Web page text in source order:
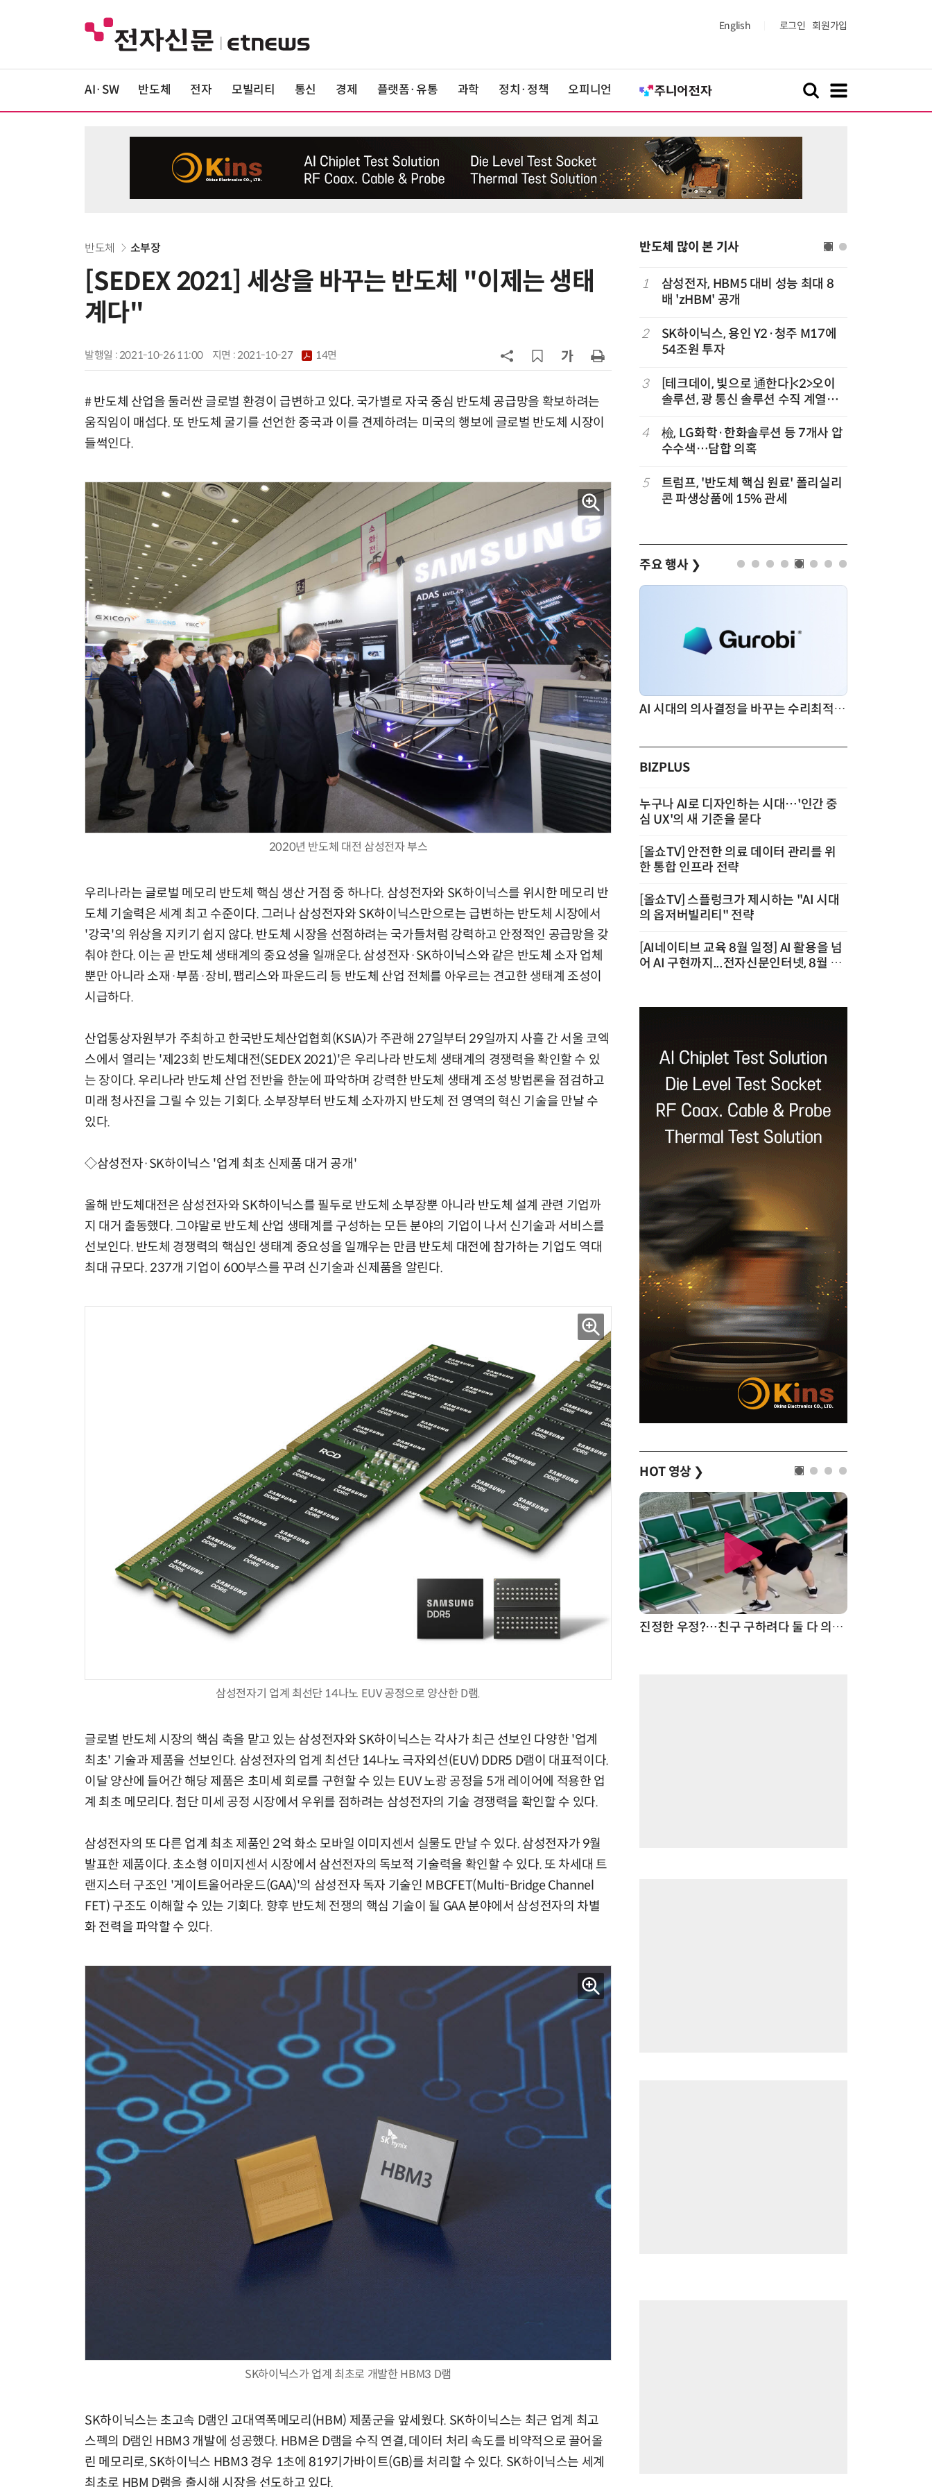
English 로그인 회원가입
AI·SW 반도체 전자 모빌리티 통신 경제 플랫폼·유통 과학 정치·정책 오피니언
반도체 소부장
[SEDEX 2021] 세상을 바꾸는 반도체 "이제는 생태
계다"
발행일 : 2021-10-26 11:00 지면 :2021-10-27 14면
# 반도체 산업을 둘러싼 글로벌 환경이 급변하고 있다. 국가별로 자국 중심 반도체 공급망을 확보하려는
움직임이 매섭다. 또 반도체 굴기를 선언한 중국과 이를 견제하려는 미국의 행보에 글로벌 반도체 시장이
들썩인다.
2020년 반도체 대전 삼성전자 부스
우리나라는 글로벌 메모리 반도체 핵심 생산 거점 중 하나다. 삼성전자와 SK하이닉스를 위시한 메모리 반
도체 기술력은 세계 최고 수준이다. 그러나 삼성전자와 SK하이닉스만으로는 급변하는 반도체 시장에서
'강국'의 위상을 지키기 쉽지 않다. 반도체 시장을 선점하려는 국가들처럼 강력하고 안정적인 공급망을 갖
춰야 한다. 이는 곧 반도체 생태계의 중요성을 일깨운다. 삼성전자·SK하이닉스와 같은 반도체 소자 업체
뿐만 아니라 소재·부품·장비, 팹리스와 파운드리 등 반도체 산업 전체를 아우르는 견고한 생태계 조성이
시급하다.
산업통상자원부가 주최하고 한국반도체산업협회(KSIA)가 주관해 27일부터 29일까지 사흘 간 서울 코엑
스에서 열리는 '제23회 반도체대전(SEDEX 2021)'은 우리나라 반도체 생태계의 경쟁력을 확인할 수 있
는 장이다. 우리나라 반도체 산업 전반을 한눈에 파악하며 강력한 반도체 생태계 조성 방법론을 점검하고
미래 청사진을 그릴 수 있는 기회다. 소부장부터 반도체 소자까지 반도체 전 영역의 혁신 기술을 만날 수
있다.
◇삼성전자·SK하이닉스 '업계 최초 신제품 대거 공개'
올해 반도체대전은 삼성전자와 SK하이닉스를 필두로 반도체 소부장뿐 아니라 반도체 설계 관련 기업까
지 대거 출동했다. 그야말로 반도체 산업 생태계를 구성하는 모든 분야의 기업이 나서 신기술과 서비스를
선보인다. 반도체 경쟁력의 핵심인 생태계 중요성을 일깨우는 만큼 반도체 대전에 참가하는 기업도 역대
최대 규모다. 237개 기업이 600부스를 꾸려 신기술과 신제품을 알린다.
삼성전자기 업계 최선단 14나노 EUV 공정으로 양산한 D램.
글로벌 반도체 시장의 핵심 축을 맡고 있는 삼성전자와 SK하이닉스는 각사가 최근 선보인 다양한 '업계
최초' 기술과 제품을 선보인다. 삼성전자의 업계 최선단 14나노 극자외선(EUV) DDR5 D램이 대표적이다.
이달 양산에 들어간 해당 제품은 초미세 회로를 구현할 수 있는 EUV 노광 공정을 5개 레이어에 적용한 업
계 최초 메모리다. 첨단 미세 공정 시장에서 우위를 점하려는 삼성전자의 기술 경쟁력을 확인할 수 있다.
삼성전자의 또 다른 업계 최초 제품인 2억 화소 모바일 이미지센서 실물도 만날 수 있다. 삼성전자가 9월
발표한 제품이다. 초소형 이미지센서 시장에서 삼선전자의 독보적 기술력을 확인할 수 있다. 또 차세대 트
랜지스터 구조인 '게이트올어라운드(GAA)'의 삼성전자 독자 기술인 MBCFET(Multi-Bridge Channel
FET) 구조도 이해할 수 있는 기회다. 향후 반도체 전쟁의 핵심 기술이 될 GAA 분야에서 삼성전자의 차별
화 전력을 파악할 수 있다.
SK하이닉스가 업계 최초로 개발한 HBM3 D램
SK하이닉스는 초고속 D램인 고대역폭메모리(HBM) 제품군을 앞세웠다. SK하이닉스는 최근 업계 최고
스펙의 D램인 HBM3 개발에 성공했다. HBM은 D램을 수직 연결, 데이터 처리 속도를 비약적으로 끌어올
린 메모리로, SK하이닉스 HBM3 경우 1초에 819기가바이트(GB)를 처리할 수 있다. SK하이닉스는 세계
최초로 HBM D램을 출시해 시장을 선도하고 있다.
반도체 많이 본 기사
6
AMD, 데이터센터 매출 2배 급증…2
속…외부 파트너 유치 포석
·PIM', FMS 2026 어워드서 2관왕
K배터리 밸류체인 '시차'…셀은 웃
10 [테크 차이나] 배터리 교체비가 찻값
넘었다…中 전기차 재활용 체계 시
험대
1
삼성전자, HBM5 대비 성능 최대 8
배 'zHBM' 공개
2
SK하이닉스, 용인 Y2·청주 M17에
54조원 투자
3
[테크데이, 빛으로 通한다]<2>오이
솔루션, 광 통신 솔루션 수직 계열
략'
4
檢, LG화학·한화솔루션 등 7개사 압
수수색…담합 의혹
5
트럼프, '반도체 핵심 원료' 폴리실리
콘 파생상품에 15% 관세
주요 행사 ❯
현업에서 바로 쓰는 "하네스 엔지니어링" 실습 교육 모든 업무 담당자(비개발자)를 위한 온톨로지 기반 AI 지식체계 설계 1-day 워크숍 AI 시대의 의사결정을 바꾸는 수리최적화(Optimization): 실제 산업 적용 사례와 활용 전략
BIZPLUS
누구나 AI로 디자인하는 시대…'인간 중
심 UX'의 새 기준을 묻다
[올쇼TV] 안전한 의료 데이터 관리를 위
한 통합 인프라 전략
[올쇼TV] 스플렁크가 제시하는 "AI 시대
의 옵저버빌리티" 전략
[AI네이티브 교육 8월 일정] AI 활용을 넘
어 AI 구현까지...전자신문인터넷, 8월 실
HOT 영상 ❯
진정한 우정?…친구 구하려다 둘 다 의자 틈에 목이 낀 순간